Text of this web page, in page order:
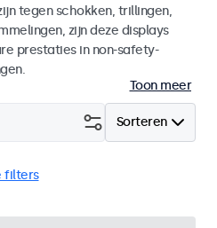
tegen schokken, trillingen,
zijn deze displays
prestaties in non-safety-
Toon meer
Sorteren
filters